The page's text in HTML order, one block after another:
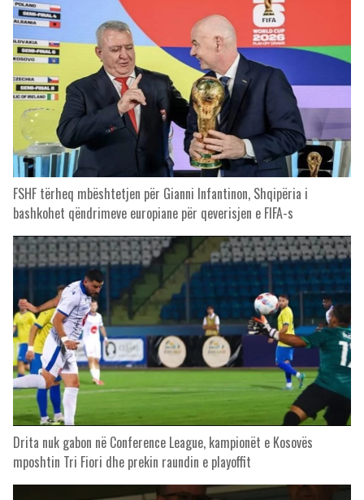
FSHF tërheq mbështetjen për Gianni Infantinon, Shqipëria i
bashkohet qëndrimeve europiane për qeverisjen e FIFA-s
Drita nuk gabon në Conference League, kampionët e Kosovës
mposhtin Tri Fiori dhe prekin raundin e playoffit